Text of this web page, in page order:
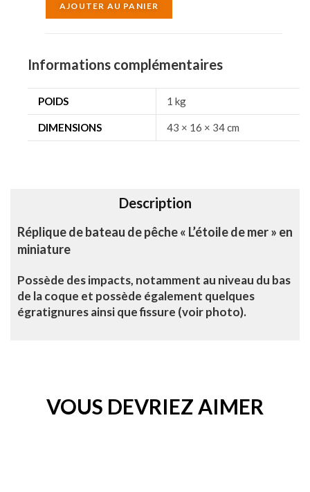
AJOUTER AU PANIER
n
a
t
:
Informations complémentaires
POIDS 1 kg
DIMENSIONS 43 × 16 × 34 cm
Description
Réplique de bateau de pêche « L’étoile de mer » en
miniature
Possède des impacts, notamment au niveau du bas
de la coque et possède également quelques
égratignures ainsi que fissure (voir photo).
VOUS DEVRIEZ AIMER